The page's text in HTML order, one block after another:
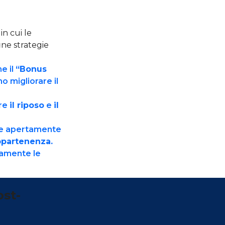
cui le
strategie
il “Bonus
migliorare il
il riposo e il
apertamente
le